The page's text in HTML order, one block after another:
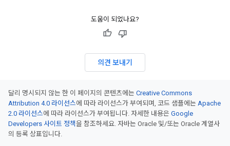
도움이 되었나요?
의견 보내기
달리 명시되지 않는 한 이 페이지의 콘텐츠에는 Creative Commons
Attribution 4.0 라이선스에 따라 라이선스가 부여되며, 코드 샘플에는 Apache
2.0 라이선스에 따라 라이선스가 부여됩니다. 자세한 내용은 Google
Developers 사이트 정책을 참조하세요. 자바는 Oracle 및/또는 Oracle 계열사
의 등록 상표입니다.